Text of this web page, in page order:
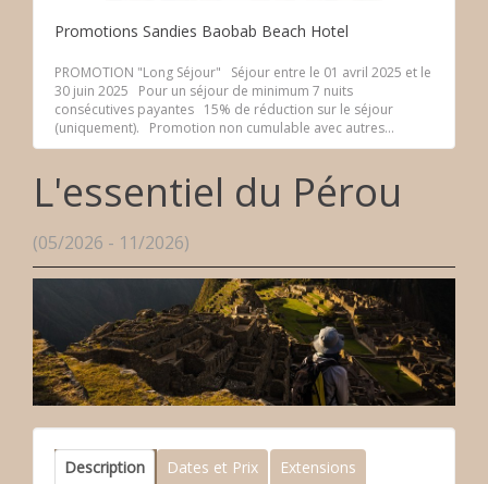
Promotions Sandies Baobab Beach Hotel
PROMOTION "Long Séjour" Séjour entre le 01 avril 2025 et le
30 juin 2025 Pour un séjour de minimum 7 nuits
consécutives payantes 15% de réduction sur le séjour
(uniquement). Promotion non cumulable avec autres...
L'essentiel du Pérou
(05/2026 - 11/2026)
Description Dates et Prix Extensions